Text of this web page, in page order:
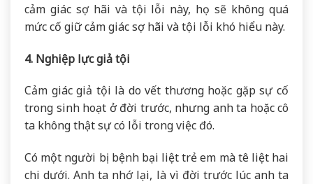
cảm giác sợ hãi và tội lỗi này, họ sẽ không quá
mức cố giữ cảm giác sợ hãi và tội lỗi khó hiểu này.
4. Nghiệp lực giả tội
Cảm giác giả tội là do vết thương hoặc gặp sự cố
trong sinh hoạt ở đời trước, nhưng anh ta hoặc cô
ta không thật sự có lỗi trong việc đó.
Có một người bị bệnh bại liệt trẻ em mà tê liệt hai
chi dưới. Anh ta nhớ lại, là vì đời trước lúc anh ta